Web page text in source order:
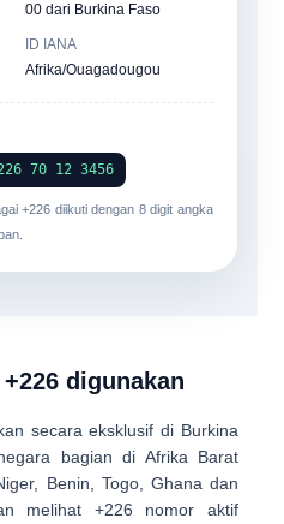
00 dari Burkina Faso
ID IANA
Afrika/Ouagadougou
70 12 3456
+226 diikuti dengan 8 digit angka
digunakan
secara eksklusif di Burkina
bagian di Afrika Barat
Benin, Togo, Ghana dan
melihat +226 nomor aktif